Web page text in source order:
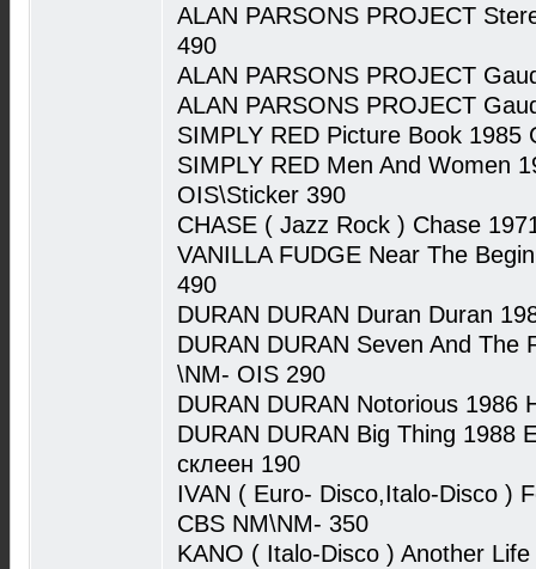
ALAN PARSONS PROJECT
490
ALAN PARSONS PROJECT
ALAN PARSONS PROJECT
SIMPLY RED Picture Book
SIMPLY RED Men And Women
OIS\Sticker 390
CHASE ( Jazz Rock ) Chase
VANILLA FUDGE Near The
490
DURAN DURAN Duran Duran
DURAN DURAN Seven And
\NM- OIS 290
DURAN DURAN Notorious 1986
DURAN DURAN Big Thing 1988
склеен 190
IVAN ( Euro- Disco,Italo-Disco )
CBS NM\NM- 350
KANO ( Italo-Disco ) Another